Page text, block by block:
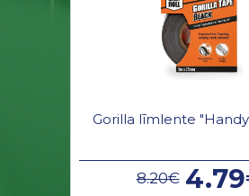
Gorilla līmlente
8.20€